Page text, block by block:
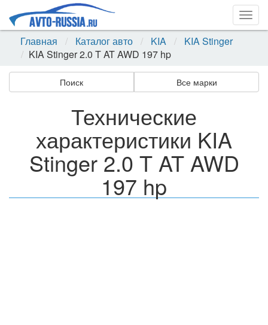
Главная
Каталог авто KIA
KIA Stinger
KIA Stinger 2.0 T AT AWD 197 hp
Поиск Все марки
Технические
характеристики KIA
Stinger 2.0 T AT AWD
197 hp